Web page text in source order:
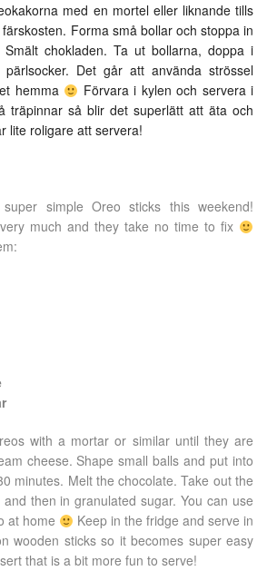
med en mortel eller liknande tills
Forma små bollar och stoppa in
chokladen. Ta ut bollarna, doppa i
Det går att använda strössel
hemma
Förvara i kylen och servera i
träpinnar så blir det superlätt att äta och
lite roligare att servera!
simple Oreo sticks this weekend!
much and they take no time to fix
with a mortar or similar until they are
cheese. Shape small balls and put into
minutes. Melt the chocolate. Take out the
then in granulated sugar. You can use
at home
Keep in the fridge and serve in
wooden sticks so it becomes super easy
that is a bit more fun to serve!